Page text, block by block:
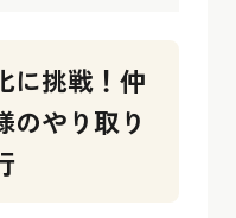
に挑戦！仲
のやり取り